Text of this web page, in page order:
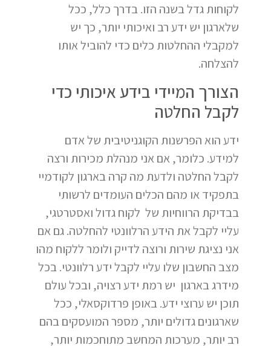
לקוחות גדל בשנה הזו. בדרך כלל, ככל
שלארגון יש ידע רב ואיכותי יותר, כך יש
למקבלי ההחלטות כלים כדי להוביל אותו
להצלחה.
הצורך המיידי בידע איכותי כדי
לקבל החלטה
ידע הוא הפרשנות הקוגניטיבית של אדם
למידע. כלומר, אם אני מנהלת מכירות ורצה
לקבל החלטה ולדעת מה קרה בארגון לקודמיי
בתפקיד או מהם הכלים העומדים לרשותי
בבדיקת הרווחיות של לקוח גדול ואסטרטגי,
עליי לקבל את הידע הרלוונטי להחלטה. גם אם
אני נציגת שירות ורוצה לדייק ולומר ללקוח מהו
מצב החשבון שלו עליי לקבל ידע רלוונטי. בכל
מידרג בארגון יש רמת ידע רצויה, ובכל עולם
תוכן יש ערוצי ידע. באופן פרדוקסאלי, ככל
שארגונים גדולים יותר, מספר המועסקים בהם
רב יותר, מערכות המחשב מתוחכמות יותר,